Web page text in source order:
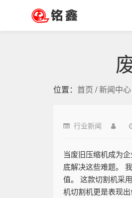
位置： 首页 /新闻中心
行业新闻
当废旧压缩机成为
底解决这些难题。
值。 这款切割机采
机切割机更是表现